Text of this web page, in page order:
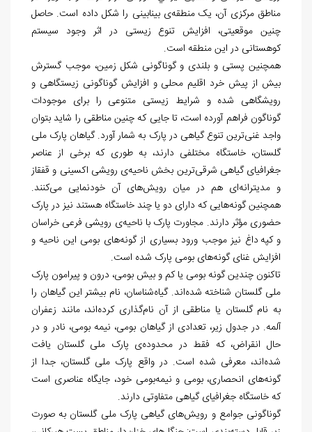
مناطق مرکزی آن، یک منطقه‏‌ی بینابینی را شکل داده است. حاصل
چنین موقعیتی، افزایش تنوع زیستی در اثر وجود سیستم
کوهستانی در این منطقه است.
همچنین پستی و بلندی و گوناگونی شکل زمین، موجب گسترش
بیش از پیش خرد اقلیم محلی و افزایش گوناگونی زیستگاهی و
رویشگاهی شده و شرایط زیستی متنوعی را برای موجودات
گوناگون فراهم آورده است، تا جایی که چنین مناطقی را شاید بتوان
واجد غنی­ترین تنوع گیاهی در پارک به شمار آورد. گیاهان پارک ملی
گلستان، خاستگاه مختلفی دارند، بهطوری که برخی از عناصر
جغرافیای گیاهی شرقی‌ترین بخش ناحیه‏‌ی رویشی اکسینی و قفقاز
و مدیترانهای هم در میان رویشهای آن خودنمایی می‏‌کنند.
همچنین گونه‌‏هایی که دارای دو یا چند خاستگاه هستند نیز در پارک
حضوری مؤثر دارند. مجاورت پارک با ناحیهی رویشی فرعی خراسان
و کپه داغ نیز موجب ورود بسیاری از گونههای بومی این ناحیه و
افزایش غنای گونههای بومی پارک شده است.
تاکنون چندین گونه بومی یا کم و بیش بومی، درون و پیرامون پارک
ملی گلستان شناخته شده‌‏اند. گیاه‌‏شناسان، نام بیشتر این گیاهان را
به نام گلستان یا مناطقی از آن نامگذاری کردهاند، مانند زعفران
آلمه. در جدول زیر، تعدادی از گیاهان بومی، نیمه بومی، نادر و در
حال انقراض، که فقط در محدوده‌‏ی پارک ملی گلستان یافت
شده‏‌اند، معرفی شده است. در واقع پارک ملی گلستان، جدا از
گونه‌‏های انحصاری، بومی و نیمه‏‌بومی خود، جایگاه عناصری است
که خاستگاه جغرافیای گیاهی متفاوتی دارند.
گوناگونی جوامع و رویش‏‌های گیاهی پارک ملی گلستان به صورت